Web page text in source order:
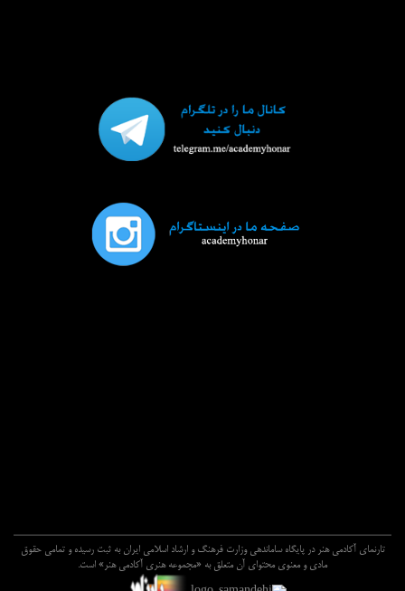
تارنماي آکادمي هنر در پايگاه ساماندهي وزارت فرهنگ و ارشاد اسلامي ايران به ثبت رسيده و تمامي حقوق
مادي و معنوي محتواي آن متعلق به «مجموعه هنري آکادمي هنر» است.